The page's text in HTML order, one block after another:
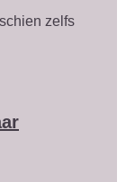
zelfs